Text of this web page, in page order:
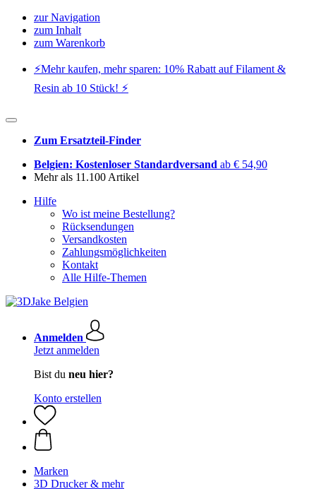
zur Navigation
zum Inhalt
zum Warenkorb
⚡️Mehr kaufen, mehr sparen: 10% Rabatt auf Filament &
Resin ab 10 Stück! ⚡️
Zum Ersatzteil-Finder
Belgien: Kostenloser Standardversand ab € 54,90
Mehr als 11.100 Artikel
Hilfe
Wo ist meine Bestellung?
Rücksendungen
Versandkosten
Zahlungsmöglichkeiten
Kontakt
Alle Hilfe-Themen
Anmelden
Jetzt anmelden
Bist du neu hier?
Konto erstellen
Marken
3D Drucker & mehr